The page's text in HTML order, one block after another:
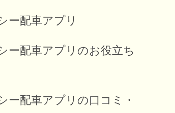
ー配車アプリ
ー配車アプリのお役立ち
ー配車アプリの口コミ・